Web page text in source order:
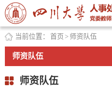
当前位置： 首页 > 师资队伍
师资队伍
师资队伍